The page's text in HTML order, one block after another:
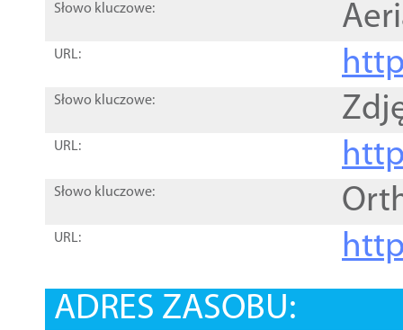
Słowo kluczowe:
URL:
Słowo kluczowe:
URL:
Słowo kluczowe:
URL:
ADRES ZASOBU: